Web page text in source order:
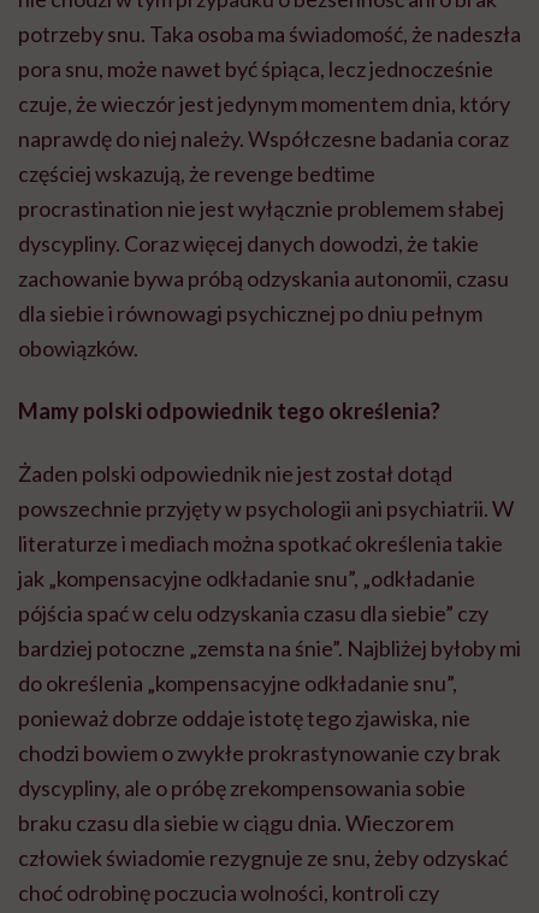
potrzeby snu. Taka osoba ma świadomość, że nadeszła
pora snu, może nawet być śpiąca, lecz jednocześnie
czuje, że wieczór jest jedynym momentem dnia, który
naprawdę do niej należy. Współczesne badania coraz
częściej wskazują, że revenge bedtime
procrastination nie jest wyłącznie problemem słabej
dyscypliny. Coraz więcej danych dowodzi, że takie
zachowanie bywa próbą odzyskania autonomii, czasu
dla siebie i równowagi psychicznej po dniu pełnym
obowiązków.
Mamy polski odpowiednik tego określenia?
Żaden polski odpowiednik nie jest został dotąd
powszechnie przyjęty w psychologii ani psychiatrii. W
literaturze i mediach można spotkać określenia takie
jak „kompensacyjne odkładanie snu”, „odkładanie
pójścia spać w celu odzyskania czasu dla siebie” czy
bardziej potoczne „zemsta na śnie”. Najbliżej byłoby mi
do określenia „kompensacyjne odkładanie snu”,
ponieważ dobrze oddaje istotę tego zjawiska, nie
chodzi bowiem o zwykłe prokrastynowanie czy brak
dyscypliny, ale o próbę zrekompensowania sobie
braku czasu dla siebie w ciągu dnia. Wieczorem
człowiek świadomie rezygnuje ze snu, żeby odzyskać
choć odrobinę poczucia wolności, kontroli czy